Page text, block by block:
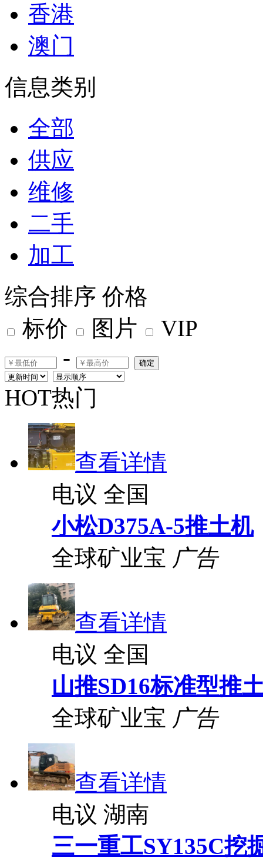
香港
澳门
信息类别
全部
供应
维修
二手
加工
综合排序 价格
标价
图片
VIP
-
确定
HOT热门
查看详情
电议 全国
小松D375A-5推土机
全球矿业宝 广告
查看详情
电议 全国
山推SD16标准型推
全球矿业宝 广告
查看详情
电议 湖南
三一重工SY135C挖